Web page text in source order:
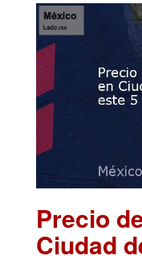
Precio
Ciudad